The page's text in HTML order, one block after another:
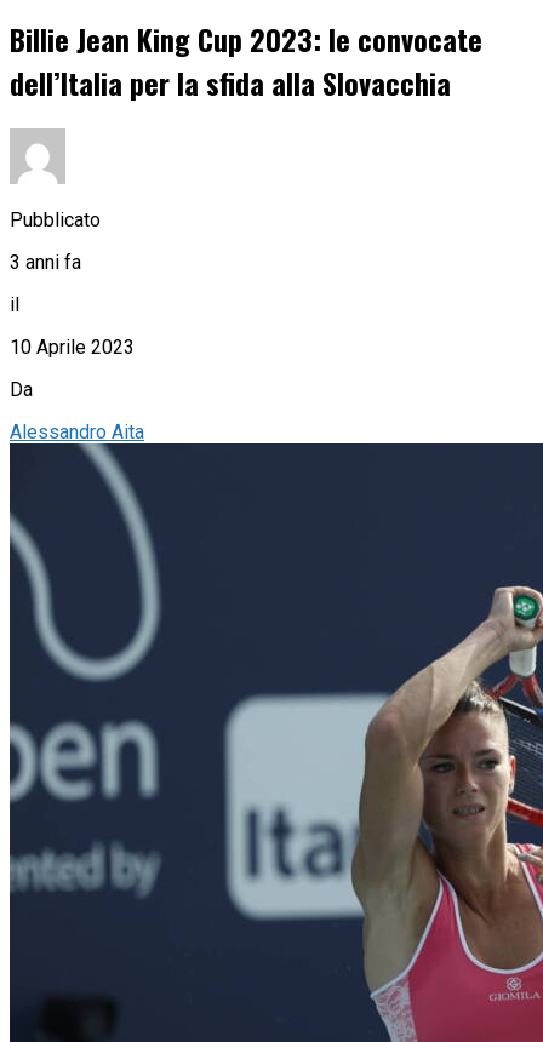
Billie Jean King Cup 2023: le convocate
dell’Italia per la sfida alla Slovacchia
Pubblicato
3 anni fa
il
10 Aprile 2023
Da
Alessandro Aita